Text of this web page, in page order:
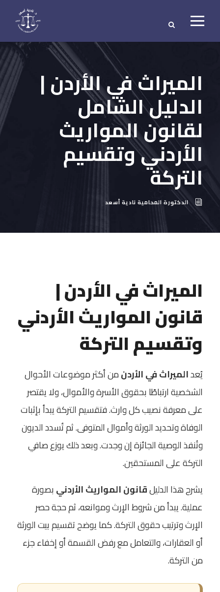
الميراث في الأردن |
الدليل الشامل
لقانون المواريث
الأردني وتقسيم
التركة
الدكتورة المحامية نادية أسعد
الميراث في الأردن |
قانون المواريث الأردني
وتقسيم التركة
يُعدالميراث في الأردنمن أكثر موضوعات الأحوال
الشخصية ارتباطًا بحقوق الأسرة والأموال، ولا يقتصر
على معرفة نصيب كل وارث. فتقسيم التركة يبدأ بإثبات
الوفاة وتحديد الورثة وأموال المتوفى. ثم تُسدد الديون
وتُنفذ الوصية الجائزة إن وجدت. وبعد ذلك يوزع صافي
التركة على المستحقين.
يشرح هذا الدليلقانون المواريث الأردني بصورة
عملية. يبدأ من شروط الإرث وموانعه، ثم حجة حصر
الإرث وترتيب حقوق التركة. كما يوضح تقسيم بيت الورثة
أو العقارات، والتعامل مع رفض القسمة أو إخفاء جزء
من التركة.